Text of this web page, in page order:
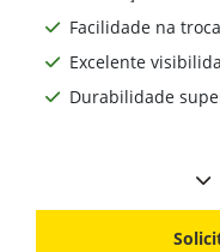
Facilidade na
Excelente
Durabilidade